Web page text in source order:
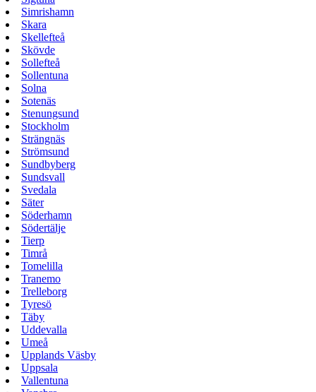
Simrishamn
Skara
Skellefteå
Skövde
Sollefteå
Sollentuna
Solna
Sotenäs
Stenungsund
Stockholm
Strängnäs
Strömsund
Sundbyberg
Sundsvall
Svedala
Säter
Söderhamn
Södertälje
Tierp
Timrå
Tomelilla
Tranemo
Trelleborg
Tyresö
Täby
Uddevalla
Umeå
Upplands Väsby
Uppsala
Vallentuna